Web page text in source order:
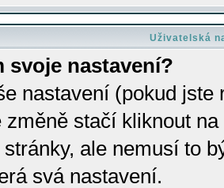
Uživatelská
svoje nastavení?
nastavení (pokud
změně stačí kliknout
ale nemusí to
svá nastavení.